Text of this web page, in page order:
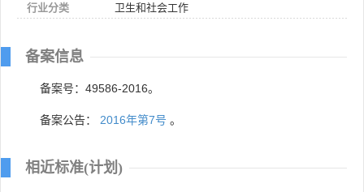
行业分类
卫生和社会工作
备案信息
备案号：49586-2016。
备案公告： 2016年第7号 。
相近标准(计划)